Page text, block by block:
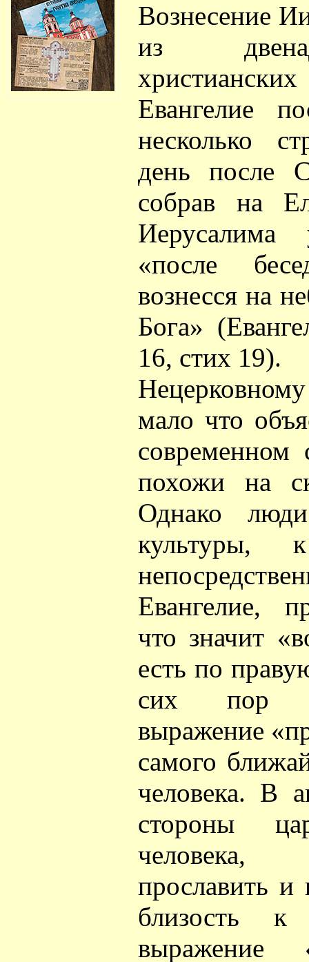
Вознесение
из
Евангелие
несколько
день после
собрав на
Иерусалима
«после
вознесся на
Бога»
16, стих 19).
мало что
современном
похожи на
Однако
культуры,
Евангелие,
что значит
есть по
сих пор
выражение
самого
человека. В
стороны
человека,
прославить и
близость
выражение